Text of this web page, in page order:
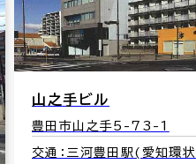
山之手ビル
豊田市山之手5-73-1
交通：三河豊田駅(愛知環状